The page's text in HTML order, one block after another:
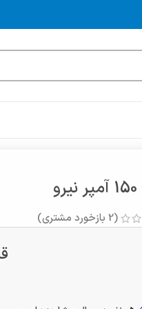
(
2 بازخورد مشتری)